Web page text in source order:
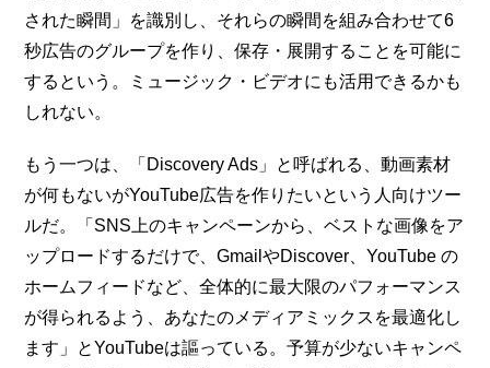
された瞬間」を識別し、それらの瞬間を組み合わせて6
秒広告のグループを作り、保存・展開することを可能に
するという。ミュージック・ビデオにも活用できるかも
しれない。
もう一つは、「Discovery Ads」と呼ばれる、動画素材
が何もないがYouTube広告を作りたいという人向けツー
ルだ。「SNS上のキャンペーンから、ベストな画像をア
ップロードするだけで、GmailやDiscover、YouTube の
ホームフィードなど、全体的に最大限のパフォーマンス
が得られるよう、あなたのメディアミックスを最適化し
ます」とYouTubeは謳っている。予算が少ないキャンペ